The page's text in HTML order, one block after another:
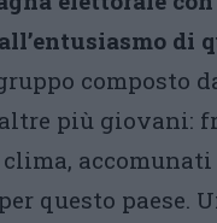
di
composto
altre più giovani:
clima,
questo paese.